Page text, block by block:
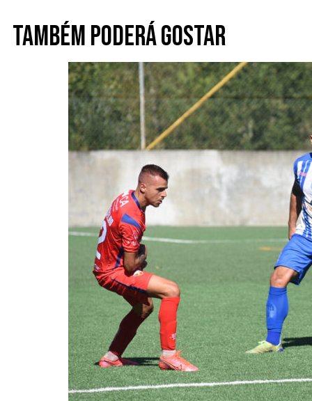
Também poderá gostar